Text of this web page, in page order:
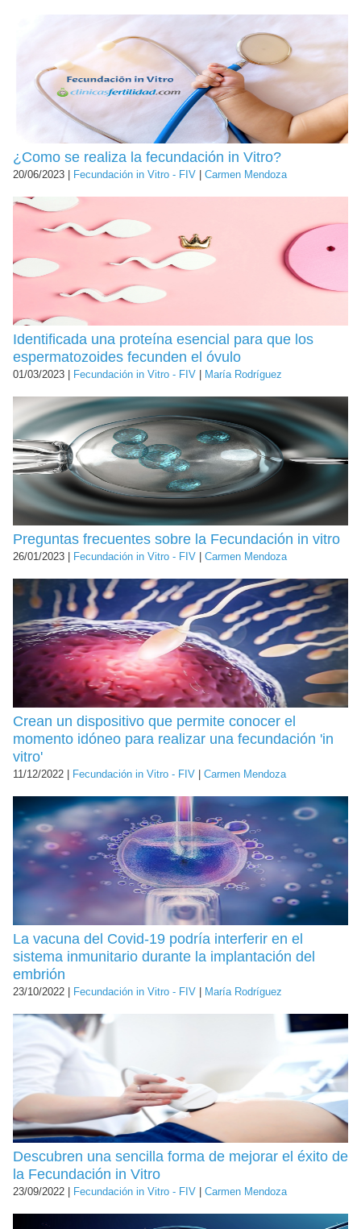
¿Como se realiza la fecundación in Vitro?
20/06/2023 | Fecundación in Vitro - FIV Carmen Mendoza
Identificada una proteína esencial para que los
espermatozoides fecunden el óvulo
01/03/2023 | Fecundación in Vitro - FIV María Rodríguez
Preguntas frecuentes sobre la Fecundación in vitro
26/01/2023 | Fecundación in Vitro - FIV Carmen Mendoza
Crean un dispositivo que permite conocer el
momento idóneo para realizar una fecundación 'in
vitro'
11/12/2022 | Fecundación in Vitro - FIV Carmen Mendoza
La vacuna del Covid-19 podría interferir en el
sistema inmunitario durante la implantación del
embrión
23/10/2022 | Fecundación in Vitro - FIV María Rodríguez
Descubren una sencilla forma de mejorar el éxito de
la Fecundación in Vitro
23/09/2022 | Fecundación in Vitro - FIV Carmen Mendoza